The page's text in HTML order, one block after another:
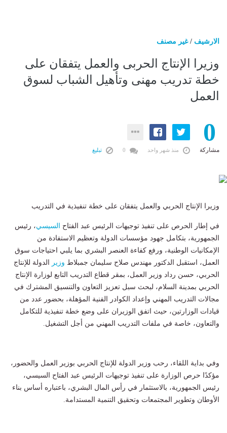
الارشيف /غير مصنف
وزيرا الإنتاج الحربى والعمل يتفقان على
خطة تدريب مهنى وتأهيل الشباب لسوق
العمل
0
مشاركة منذ شهر واحد تبليغ
وزيرا الإنتاج الحربي والعمل يتفقان على خطة تنفيذية في التدريب
في إطار الحرص على تنفيذ توجيهات الرئيس عبد الفتاح السيسي، رئيس
الجمهورية، بتكامل جهود مؤسسات الدولة وتعظيم الاستفادة من
الإمكانيات الوطنية، ورفع كفاءة العنصر البشري بما يلبي احتياجات سوق
العمل، استقبل الدكتور مهندس صلاح سليمان جمبلاط وزير الدولة للإنتاج
الحربي، حسن رداد وزير العمل، بمقر قطاع التدريب التابع لوزارة الإنتاج
الحربي بمدينة السلام، لبحث سبل تعزيز التعاون والتنسيق المشترك في
مجالات التدريب المهني وإعداد الكوادر الفنية المؤهلة، بحضور عدد من
قيادات الوزارتين، حيث اتفق الوزيران على وضع خطة تنفيذية للتكامل
والتعاون، خاصة في ملفات التدريب المهني من أجل التشغيل.
وفي بداية اللقاء، رحب وزير الدولة للإنتاج الحربي بوزير العمل والحضور،
مؤكدًا حرص الوزارة على تنفيذ توجيهات الرئيس عبد الفتاح السيسي،
رئيس الجمهورية، بالاستثمار في رأس المال البشري، باعتباره أساس بناء
الأوطان وتطوير المجتمعات وتحقيق التنمية المستدامة.